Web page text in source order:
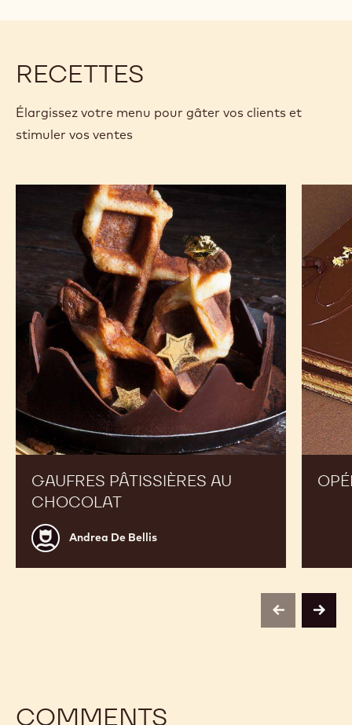
RECETTES
Élargissez votre menu pour gâter vos clients et
stimuler vos ventes
GAUFRES PÂTISSIÈRES AU
CHOCOLAT
Andrea
De
Bellis
Andrea De Bellis
pâtissières
chocolat
previousnext
COMMENTS